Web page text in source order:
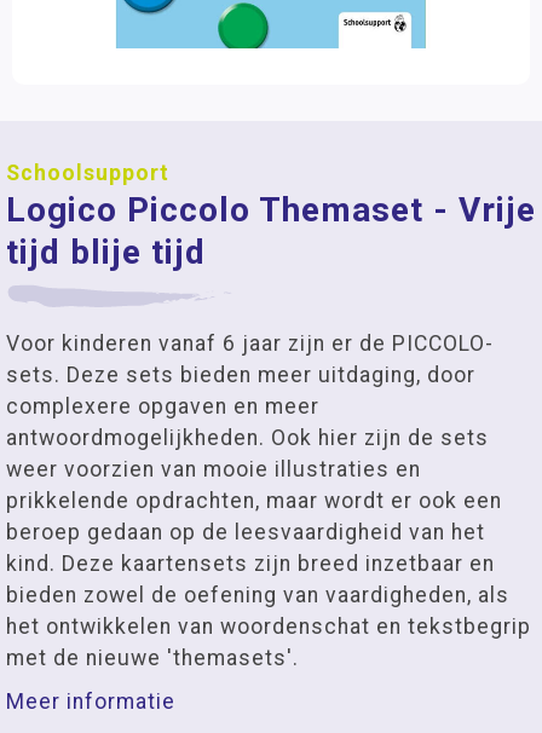
Schoolsupport
Logico Piccolo Themaset - Vrije
tijd blije tijd
Voor kinderen vanaf 6 jaar zijn er de PICCOLO-
sets. Deze sets bieden meer uitdaging, door
complexere opgaven en meer
antwoordmogelijkheden. Ook hier zijn de sets
weer voorzien van mooie illustraties en
prikkelende opdrachten, maar wordt er ook een
beroep gedaan op de leesvaardigheid van het
kind. Deze kaartensets zijn breed inzetbaar en
bieden zowel de oefening van vaardigheden, als
het ontwikkelen van woordenschat en tekstbegrip
met de nieuwe 'themasets'.
Meer informatie